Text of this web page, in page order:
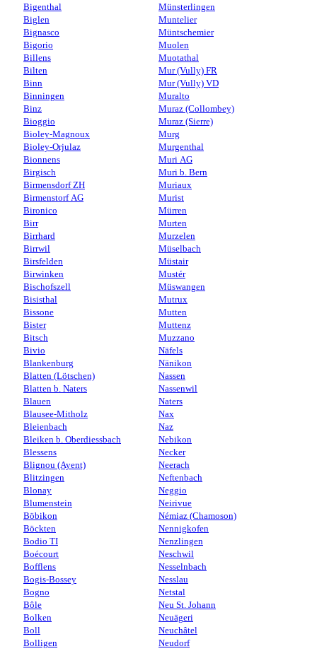
Bigenthal
Biglen
Bignasco
Bigorio
Billens
Bilten
Binn
Binningen
Binz
Bioggio
Bioley-Magnoux
Bioley-Orjulaz
Bionnens
Birgisch
Birmensdorf ZH
Birmenstorf AG
Bironico
Birr
Birrhard
Birrwil
Birsfelden
Birwinken
Bischofszell
Bisisthal
Bissone
Bister
Bitsch
Bivio
Blankenburg
Blatten (Lötschen)
Blatten b. Naters
Blauen
Blausee-Mitholz
Bleienbach
Bleiken b. Oberdiessbach
Blessens
Blignou (Ayent)
Blitzingen
Blonay
Blumenstein
Böbikon
Böckten
Bodio TI
Boécourt
Bofflens
Bogis-Bossey
Bogno
Bôle
Bolken
Boll
Bolligen
Münsterlingen
Muntelier
Müntschemier
Muolen
Muotathal
Mur (Vully) FR
Mur (Vully) VD
Muralto
Muraz (Collombey)
Muraz (Sierre)
Murg
Murgenthal
Muri AG
Muri b. Bern
Muriaux
Murist
Mürren
Murten
Murzelen
Müselbach
Müstair
Mustér
Müswangen
Mutrux
Mutten
Muttenz
Muzzano
Näfels
Nänikon
Nassen
Nassenwil
Naters
Nax
Naz
Nebikon
Necker
Neerach
Neftenbach
Neggio
Neirivue
Némiaz (Chamoson)
Nennigkofen
Nenzlingen
Neschwil
Nesselnbach
Nesslau
Netstal
Neu St. Johann
Neuägeri
Neuchâtel
Neudorf